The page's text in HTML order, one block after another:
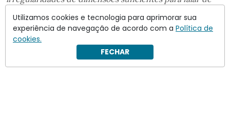
fraude”
Utilizamos cookies e tecnologia para aprimorar sua
experiência de navegação de acordo com a Política de
cookies.
FECHAR